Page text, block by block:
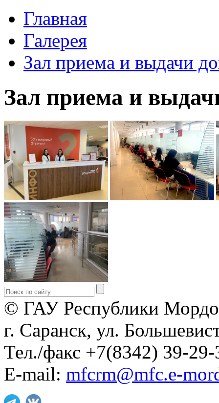
Главная
Галерея
Зал приема и выдачи
Зал приема и
© ГАУ Республики
г. Саранск, ул.
Тел./факс +7(8342) 39-29-
E-mail: mfcrm@mfc.e-